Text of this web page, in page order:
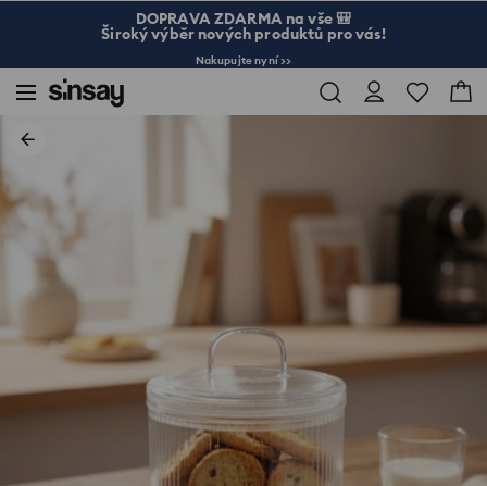
DOPRAVA ZDARMA na vše 🎒
Široký výběr nových produktů pro vás!
Nakupujte nyní >>